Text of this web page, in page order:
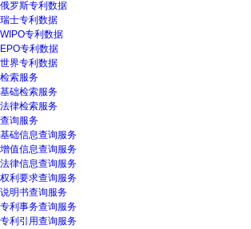
俄罗斯专利数据
瑞士专利数据
WIPO专利数据
EPO专利数据
世界专利数据
检索服务
基础检索服务
法律检索服务
查询服务
基础信息查询服务
增值信息查询服务
法律信息查询服务
权利要求查询服务
说明书查询服务
专利事务查询服务
专利引用查询服务